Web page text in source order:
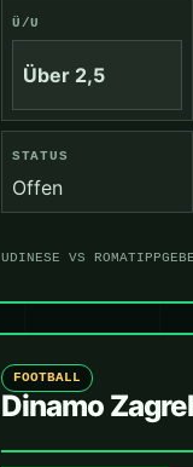
Ü/U
Über 2,5
STATUS
Offen
UDINESE VS ROMA
FOOTBALL
Dinamo